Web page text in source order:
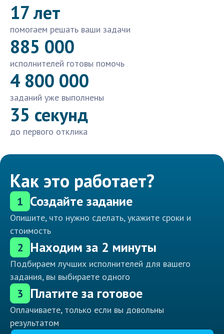
17 лет
помогаем решать ваши задачи
885 000
исполнителей готовы помочь
4 800 000
заданий уже выполнены
35 секунд
до первого отклика
Как это работает?
1 Создайте задание
Опишите, что нужно сделать, укажите сроки и
стоимость
2 Находим за 2 минуты
Подбираем лучших исполнителей для вашего
задания, вы выбираете одного
3 Платите за готовое
Оплачиваете, только если вы довольны
результатом